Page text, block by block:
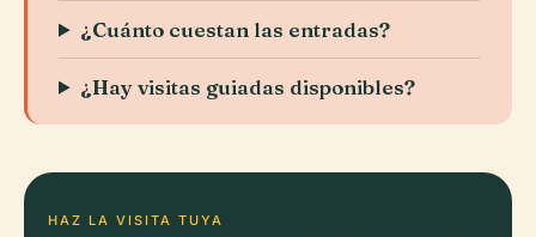
¿Cuánto cuestan las entradas?
¿Hay visitas guiadas disponibles?
HAZ LA VISITA TUYA